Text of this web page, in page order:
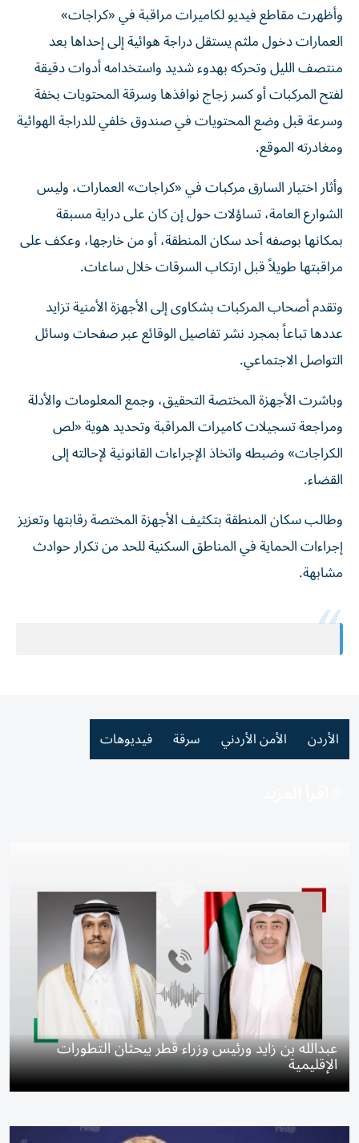
وأظهرت مقاطع فيديو لكاميرات مراقبة في «كراجات»
العمارات دخول ملثم يستقل دراجة هوائية إلى إحداها بعد
منتصف الليل وتحركه بهدوء شديد واستخدامه أدوات دقيقة
لفتح المركبات أو كسر زجاج نوافذها وسرقة المحتويات بخفة
وسرعة قبل وضع المحتويات في صندوق خلفي للدراجة الهوائية
ومغادرته الموقع.
وأثار اختيار السارق مركبات في «كراجات» العمارات، وليس
الشوارع العامة، تساؤلات حول إن كان على دراية مسبقة
بمكانها بوصفه أحد سكان المنطقة، أو من خارجها، وعكف على
مراقبتها طويلاً قبل ارتكاب السرقات خلال ساعات.
وتقدم أصحاب المركبات بشكاوى إلى الأجهزة الأمنية تزايد
عددها تباعاً بمجرد نشر تفاصيل الوقائع عبر صفحات وسائل
التواصل الاجتماعي.
وباشرت الأجهزة المختصة التحقيق، وجمع المعلومات والأدلة
ومراجعة تسجيلات كاميرات المراقبة وتحديد هوية «لص
الكراجات» وضبطه واتخاذ الإجراءات القانونية لإحالته إلى
القضاء.
وطالب سكان المنطقة بتكثيف الأجهزة المختصة رقابتها وتعزيز
إجراءات الحماية في المناطق السكنية للحد من تكرار حوادث
مشابهة.
الأردن الأمن الأردني سرقة فيديوهات
عبدالله بن زايد ورئيس وزراء قطر يبحثان التطورات
الإقليمية